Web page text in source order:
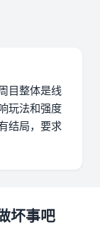
目整体是线
玩法和强度
结局，要求
坏事吧